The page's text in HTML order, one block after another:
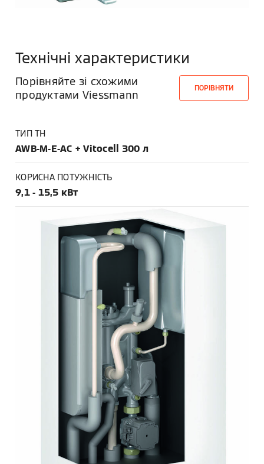
Технічні характеристики
Порівняйте зі схожими
продуктами Viessmann
ПОРІВНЯТИ
ТИП ТН
AWB-M-E-AC + Vitocell 300 л
КОРИСНА ПОТУЖНІСТЬ
9,1 - 15,5 кВт